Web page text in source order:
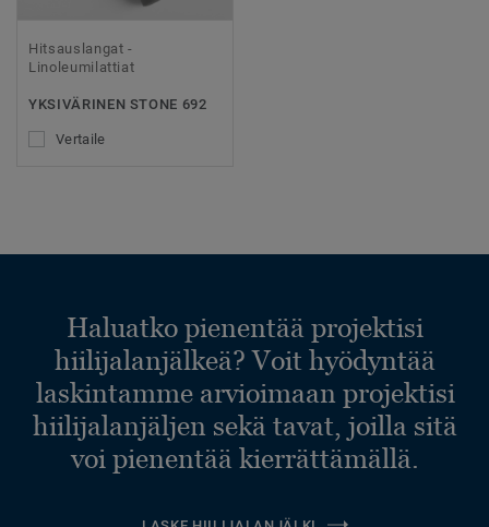
Hitsauslangat -
Linoleumilattiat
YKSIVÄRINEN STONE 692
Vertaile
Haluatko pienentää projektisi
hiilijalanjälkeä? Voit hyödyntää
laskintamme arvioimaan projektisi
hiilijalanjäljen sekä tavat, joilla sitä
voi pienentää kierrättämällä.